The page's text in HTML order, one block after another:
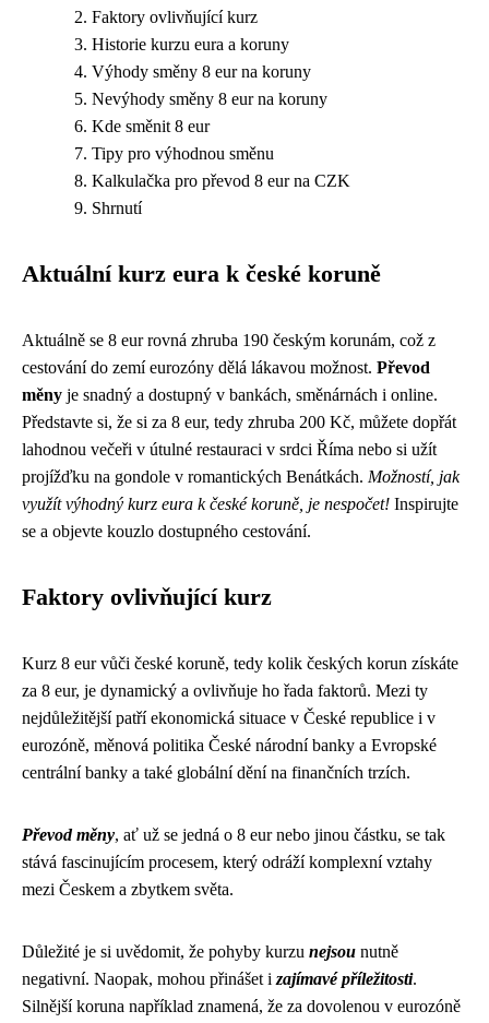
Faktory ovlivňující kurz
Historie kurzu eura a koruny
Výhody směny 8 eur na koruny
Nevýhody směny 8 eur na koruny
Kde směnit 8 eur
Tipy pro výhodnou směnu
Kalkulačka pro převod 8 eur na CZK
Shrnutí
Aktuální kurz eura k české koruně
Aktuálně se 8 eur rovná zhruba 190 českým korunám, což z
cestování do zemí eurozóny dělá lákavou možnost. Převod
měny je snadný a dostupný v bankách, směnárnách i online.
Představte si, že si za 8 eur, tedy zhruba 200 Kč, můžete dopřát
lahodnou večeři v útulné restauraci v srdci Říma nebo si užít
projížďku na gondole v romantických Benátkách. Možností, jak
využít výhodný kurz eura k české koruně, je nespočet! Inspirujte
se a objevte kouzlo dostupného cestování.
Faktory ovlivňující kurz
Kurz 8 eur vůči české koruně, tedy kolik českých korun získáte
za 8 eur, je dynamický a ovlivňuje ho řada faktorů. Mezi ty
nejdůležitější patří ekonomická situace v České republice i v
eurozóně, měnová politika České národní banky a Evropské
centrální banky a také globální dění na finančních trzích.
Převod měny, ať už se jedná o 8 eur nebo jinou částku, se tak
stává fascinujícím procesem, který odráží komplexní vztahy
mezi Českem a zbytkem světa.
Důležité je si uvědomit, že pohyby kurzu nejsou nutně
negativní. Naopak, mohou přinášet i zajímavé příležitosti.
Silnější koruna například znamená, že za dovolenou v eurozóně